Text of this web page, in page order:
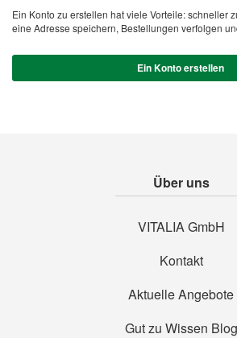
Ein Konto zu erstellen hat viele Vorteile: schneller
eine Adresse speichern, Bestellungen verfolgen
Ein Konto erstellen
Über uns
VITALIA GmbH
Kontakt
Aktuelle Angebote
Gut zu Wissen Blog